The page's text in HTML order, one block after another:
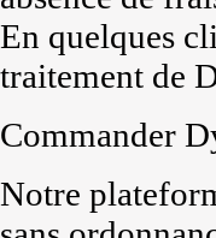
En quelques
traitement de
Commander
Notre